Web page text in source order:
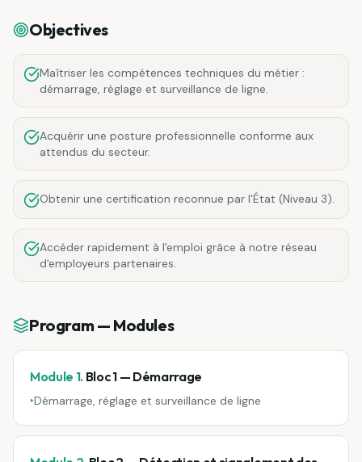
Objectives
Maîtriser les compétences techniques du métier :
démarrage, réglage et surveillance de ligne.
Acquérir une posture professionnelle conforme aux
attendus du secteur.
Obtenir une certification reconnue par l'État (Niveau 3).
Accéder rapidement à l'emploi grâce à notre réseau
d'employeurs partenaires.
Program — Modules
Module 1. Bloc 1 — Démarrage
‣Démarrage, réglage et surveillance de ligne